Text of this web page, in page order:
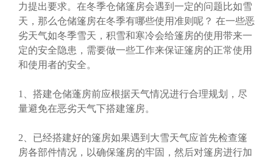
力提出要求。在冬季仓储篷房会遇到一定的问题比如雪
天，那么仓储篷房在冬季有哪些使用准则呢？ 在一些恶
劣天气如冬季雪天，积雪和寒冷会给篷房的使用带来一
定的安全隐患，需要做一些工作来保证篷房的正常使用
和使用者的安全。
1、搭建仓储蓬房前应根据天气情况进行合理规划，尽
量避免在恶劣天气下搭建篷房。
2、已经搭建好的篷房如果遇到大雪天气应首先检查篷
房各部件情况，以确保篷房的牢固，然后对篷房进行加